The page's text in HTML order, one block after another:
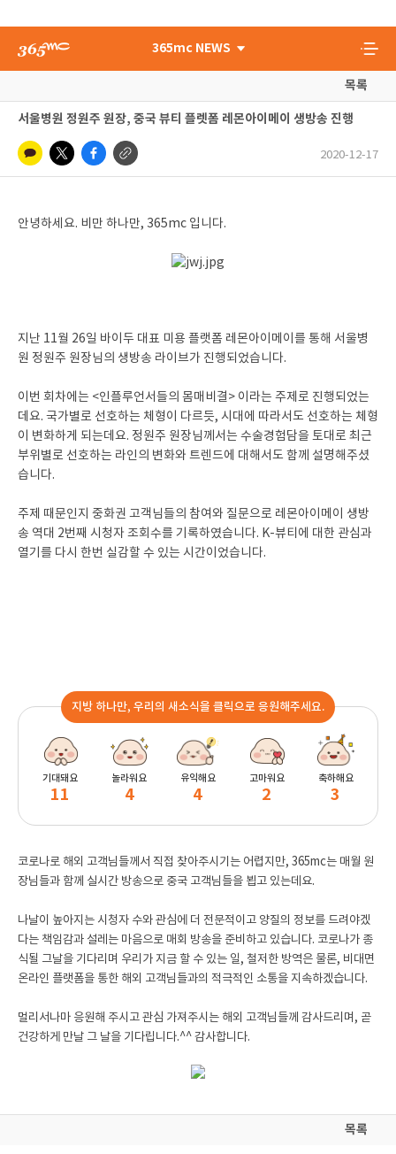
365mc NEWS
목록
서울병원 정원주 원장, 중국 뷰티 플렛폼 레몬아이메이 생방송 진행
2020-12-17
안녕하세요. 비만 하나만, 365mc 입니다.
지난 11월 26일 바이두 대표 미용 플랫폼 레몬아이메이를 통해 서울병
원 정원주 원장님의 생방송 라이브가 진행되었습니다.
이번 회차에는 <인플루언서들의 몸매비결> 이라는 주제로 진행되었는
데요. 국가별로 선호하는 체형이 다르듯, 시대에 따라서도 선호하는 체형
이 변화하게 되는데요. 정원주 원장님께서는 수술경험담을 토대로 최근
부위별로 선호하는 라인의 변화와 트렌드에 대해서도 함께 설명해주셨
습니다.
주제 때문인지 중화권 고객님들의 참여와 질문으로 레몬아이메이 생방
송 역대 2번째 시청자 조회수를 기록하였습니다. K-뷰티에 대한 관심과
열기를 다시 한번 실감할 수 있는 시간이었습니다.
지방 하나만, 우리의 새소식을 클릭으로 응원해주세요.
기대돼요
11
놀라워요
4
유익해요
4
고마워요
2
축하해요
3
코로나로 해외 고객님들께서 직접 찾아주시기는 어렵지만, 365mc는 매월 원
장님들과 함께 실시간 방송으로 중국 고객님들을 뵙고 있는데요.
나날이 높아지는 시청자 수와 관심에 더 전문적이고 양질의 정보를 드려야겠
다는 책임감과 설레는 마음으로 매회 방송을 준비하고 있습니다. 코로나가 종
식될 그날을 기다리며 우리가 지금 할 수 있는 일, 철저한 방역은 물론, 비대면
온라인 플랫폼을 통한 해외 고객님들과의 적극적인 소통을 지속하겠습니다.
멀리서나마 응원해 주시고 관심 가져주시는 해외 고객님들께 감사드리며, 곧
건강하게 만날 그 날을 기다립니다.^^ 감사합니다.
목록